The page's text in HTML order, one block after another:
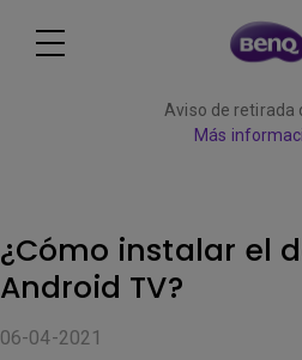
Aviso de retirada
Más
¿Cómo instalar el
Android TV?
06-04-2021